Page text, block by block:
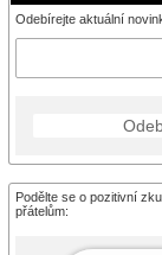
Odebírejte aktuální
Podělte se o pozitivní
přátelům: